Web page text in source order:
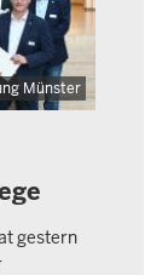
Münster
gestern